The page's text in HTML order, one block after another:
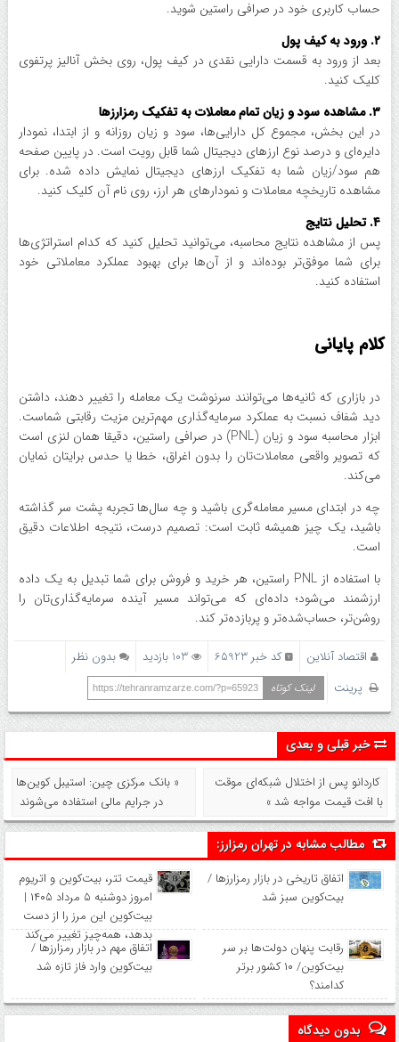
حساب کاربری خود در صرافی راستین شوید.
۲. ورود به کیف پول
بعد از ورود به قسمت دارایی نقدی در کیف پول، روی بخش آنالیز پرتفوی
کلیک کنید.
۳. مشاهده سود و زیان تمام معاملات به تفکیک رمزارز‌ها
در این بخش، مجموع کل دارایی‌ها، سود و زیان روزانه و از ابتدا، نمودار
دایره‌ای و درصد نوع ارزهای دیجیتال شما قابل رویت است. در پایین صفحه
هم سود/زیان شما به تفکیک ارزهای دیجیتال نمایش داده شده. برای
مشاهده تاریخچه معاملات و نمودارهای هر ارز، روی نام آن کلیک کنید.
۴. تحلیل نتایج
پس از مشاهده نتایج محاسبه، می‌توانید تحلیل کنید که کدام استراتژی‌ها
برای شما موفق‌تر بوده‌اند و از آن‌ها برای بهبود عملکرد معاملاتی خود
استفاده کنید.
کلام پایانی
در بازاری که ثانیه‌ها می‌توانند سرنوشت یک معامله را تغییر دهند، داشتن
دید شفاف نسبت به عملکرد سرمایه‌گذاری مهم‌ترین مزیت رقابتی شماست.
ابزار محاسبه سود و زیان (PNL) در صرافی راستین، دقیقا همان لنزی است
که تصویر واقعی معاملات‌تان را بدون اغراق، خطا یا حدس برایتان نمایان
می‌کند.
چه در ابتدای مسیر معامله‌گری باشید و چه سال‌ها تجربه پشت سر گذاشته
باشید، یک چیز همیشه ثابت است: تصمیم درست، نتیجه اطلاعات دقیق
است.
با استفاده از PNL راستین، هر خرید و فروش برای شما تبدیل به یک داده
ارزشمند می‌شود؛ داده‌ای که می‌تواند مسیر آینده سرمایه‌گذاری‌تان را
روشن‌تر، حساب‌شده‌تر و پربازده‌تر کند.
اقتصاد آنلاین کد خبر 65923 103 بازدید
بدون نظر
پرینت
لینک کوتاه https://tehranramzarze.com/?p=65923
خبر قبلی و بعدی
کاردانو پس از اختلال شبکه‌ای موقت
با افت قیمت مواجه شد »
« بانک مرکزی چین: استیبل‌ کوین‌ها
در جرایم مالی استفاده می‌شوند
مطالب مشابه در تهران رمزارز:
اتفاق تاریخی در بازار رمزارزها /
بیت‌کوین سبز شد
قیمت تتر، بیت‌کوین و اتریوم
امروز دوشنبه ۵ مرداد ۱۴۰۵ |
بیت‌کوین این مرز را از دست
بدهد، همه‌چیز تغییر می‌کند
رقابت پنهان دولت‌ها بر سر
بیت‌کوین/ ۱۰ کشور برتر
کدامند؟
اتفاق مهم در بازار رمزارزها /
بیت‌کوین وارد فاز تازه شد
بدون دیدگاه